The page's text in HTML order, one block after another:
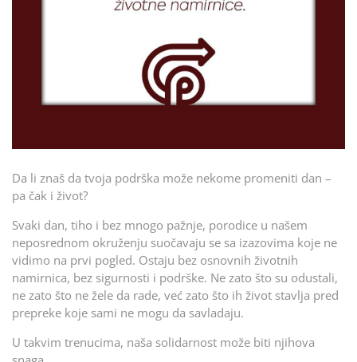
Da li znaš da tvoja podrška može nekome promeniti dan –
pa čak i život?
Svaki dan, tiho i bez mnogo pažnje, porodice u našem
neposrednom okruženju suočavaju se sa izazovima koje ne
vidimo na prvi pogled. Ostaju bez osnovnih životnih
namirnica, bez sigurnosti i podrške. Ne zato što su odustali,
ne zato što ne žele da rade, već zato što ih život stavlja pred
prepreke koje sami ne mogu da savladaju.
U takvim trenucima, naša solidarnost može biti njihova